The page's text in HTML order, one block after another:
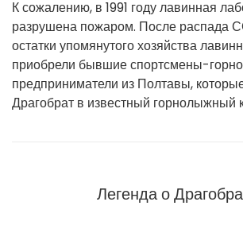
К сожалению, в 1991 году лавинная
разрушена пожаром. После распада
остатки упомянутого хозяйства
приобрели бывшие спортсмены-
предприниматели из Полтавы,
Драгобрат в известный горнолыжный
Легенда о